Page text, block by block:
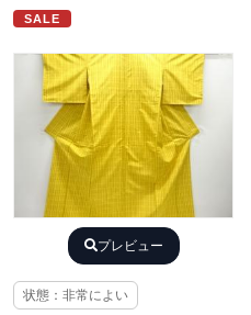
SALE
プレビュー
状態：非常によい